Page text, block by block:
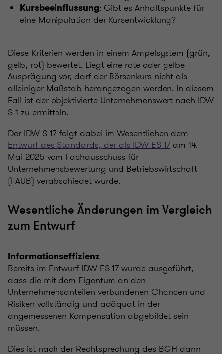
Kursbeeinflussung: Gibt es Anhaltspunkte für
eine Manipulation der Kursentwicklung?
Diese Kriterien werden in einem Ampelsystem (grün,
gelb, rot) bewertet. Liegt eine rote oder gelbe
Ausprägung vor, darf der Börsenkurs nicht als
alleiniger Maßstab herangezogen werden. In diesem
Fall ist der objektivierte Unternehmenswert nach IDW
S 1 zu ermitteln.
Der IDW S 17 folgt dabei im Wesentlichen dem
Entwurf des Standards, der als IDW ES 17 am 14.
Mai 2025 vom Fachausschuss für
Unternehmensbewertung und Betriebswirtschaft
(FAUB) verabschiedet wurde.
Wesentliche Änderungen im Vergleich
zum Entwurf
Informationseffizienz
Bereits im Entwurf IDW ES 17 wurde ausgeführt,
dass die mit dem Eigentum an den
Unternehmensanteilen verbundenen Chancen und
Risiken vollständig und adäquat in der
angemessenen Kompensation abgebildet sein
müssen.
Dies ist nach der Rechtsprechung des BGH dann